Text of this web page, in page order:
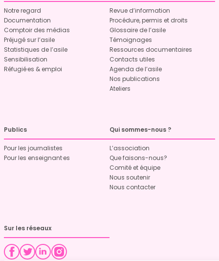
Notre regard
Documentation
Comptoir des médias
Préjugé sur l’asile
Statistiques de l’asile
Sensibilisation
Réfugié·es & emploi
Revue d’information
Procédure, permis et droits
Glossaire de l’asile
Témoignages
Ressources documentaires
Contacts utiles
Agenda de l’asile
Nos publications
Ateliers
Publics
Pour les journalistes
Pour les enseignant·es
Qui sommes-nous ?
L’association
Que faisons-nous?
Comité et équipe
Nous soutenir
Nous contacter
Sur les réseaux